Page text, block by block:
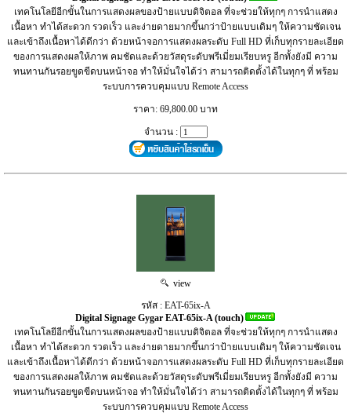
เทคโนโลยีอีกขั้นในการแสดงผลของป้ายแบบดิจิตอล ที่จะช่วยให้ทุกๆ การนำแสดง
เนื้อหา ทำได้สะดวก รวดเร็ว และง่ายดายมากขึ้นกว่าป้ายแบบเดิมๆ ให้ความชัดเจน
และเข้าถึงเนื้อหาได้ดีกว่า ด้วยหน้าจอการแสดงผลระดับ Full HD ที่เก็บทุกรายละเอียด
ของการแสดงผลให้ภาพ คมชัดและด้วยวัสดุระดับพรีเมี่ยมเรียบหรู อีกทั้งยังมี ความ
ทนทานกันรอยขูดขีดบนหน้าจอ ทำให้มั่นใจได้ว่า สามารถติดตั้งได้ในทุกๆ ที่ พร้อม
ระบบการควบคุมแบบ Remote Access
ราคา: 69,800.00 บาท
จำนวน :
view
รหัส : EAT-65ix-A
Digital Signage Gygar EAT-65ix-A (touch)
เทคโนโลยีอีกขั้นในการแสดงผลของป้ายแบบดิจิตอล ที่จะช่วยให้ทุกๆ การนำแสดง
เนื้อหา ทำได้สะดวก รวดเร็ว และง่ายดายมากขึ้นกว่าป้ายแบบเดิมๆ ให้ความชัดเจน
และเข้าถึงเนื้อหาได้ดีกว่า ด้วยหน้าจอการแสดงผลระดับ Full HD ที่เก็บทุกรายละเอียด
ของการแสดงผลให้ภาพ คมชัดและด้วยวัสดุระดับพรีเมี่ยมเรียบหรู อีกทั้งยังมี ความ
ทนทานกันรอยขูดขีดบนหน้าจอ ทำให้มั่นใจได้ว่า สามารถติดตั้งได้ในทุกๆ ที่ พร้อม
ระบบการควบคุมแบบ Remote Access